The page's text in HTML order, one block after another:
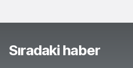
Sıradaki haber